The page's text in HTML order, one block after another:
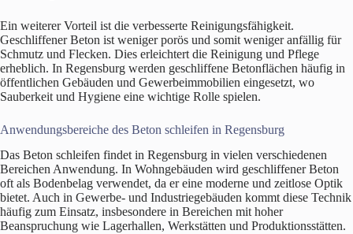
Ein weiterer Vorteil ist die verbesserte Reinigungsfähigkeit.
Geschliffener Beton ist weniger porös und somit weniger anfällig für
Schmutz und Flecken. Dies erleichtert die Reinigung und Pflege
erheblich. In Regensburg werden geschliffene Betonflächen häufig in
öffentlichen Gebäuden und Gewerbeimmobilien eingesetzt, wo
Sauberkeit und Hygiene eine wichtige Rolle spielen.
Anwendungsbereiche des Beton schleifen in Regensburg
Das Beton schleifen findet in Regensburg in vielen verschiedenen
Bereichen Anwendung. In Wohngebäuden wird geschliffener Beton
oft als Bodenbelag verwendet, da er eine moderne und zeitlose Optik
bietet. Auch in Gewerbe- und Industriegebäuden kommt diese Technik
häufig zum Einsatz, insbesondere in Bereichen mit hoher
Beanspruchung wie Lagerhallen, Werkstätten und Produktionsstätten.